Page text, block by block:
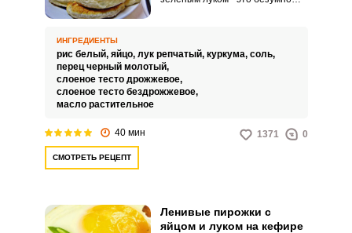
заполненных вареным рисом,
яйцом и нарезанным луком.
Пирожки обычно обжариваются
в сковороде на масле до
золотистого цвета, что придает
ИНГРЕДИЕНТЫ
рис белый, яйцо, лук репчатый, куркума, соль,
перец черный молотый,
слоеное тесто дрожжевое,
слоеное тесто бездрожжевое,
масло растительное
40 мин 1371 0
СМОТРЕТЬ РЕЦЕПТ
Ленивые пирожки с
яйцом и луком на кефире
Запомнить меня
ЕЩЕ НЕ ЗАРЕГИСТРИРОВАННЫ?